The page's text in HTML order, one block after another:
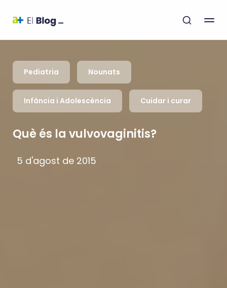
Pediatria Nounats
Infància i Adolescència Cuidar i curar
Què és la vulvovaginitis?
5 d'agost de 2015